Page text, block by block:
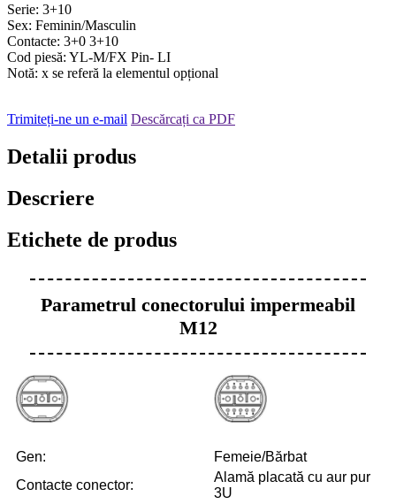
Serie: 3+10
Sex: Feminin/Masculin
Contacte: 3+0 3+10
Cod piesă: YL-M/FX Pin- LI
Notă: x se referă la elementul opțional
Trimiteți-ne un e-mail Descărcați ca PDF
Detalii produs
Descriere
Etichete de produs
Parametrul conectorului impermeabil
M12
Gen:
Femeie/Bărbat
Contacte conector:
Alamă placată cu aur pur
3U